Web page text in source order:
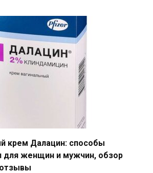
крем Далацин: способы
для женщин и мужчин, обзор